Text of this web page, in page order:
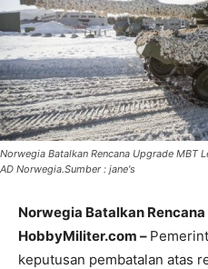
Norwegia Batalkan Rencana Upgrade MBT
AD Norwegia.Sumber : jane's
Norwegia Batalkan
HobbyMiliter.com –
keputusan pembatalan atas